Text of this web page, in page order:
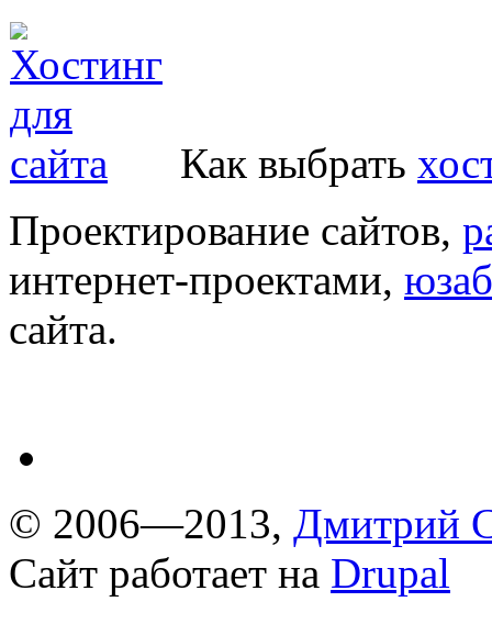
Как выбрать
Проектирование сайтов,
интернет-проектами,
сайта.
© 2006—2013, Дмитрий
Сайт работает на Drupal